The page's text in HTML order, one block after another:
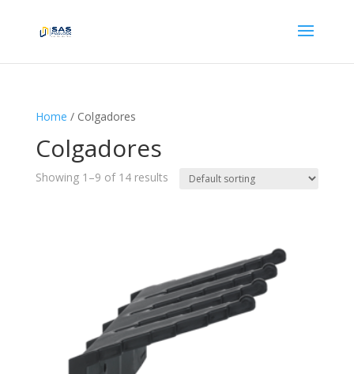
Home / Colgadores
Colgadores
Showing 1–9 of 14 results